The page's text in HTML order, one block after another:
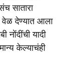
सातारा
वेळ देण्यात आला
यादी
केल्याचंही